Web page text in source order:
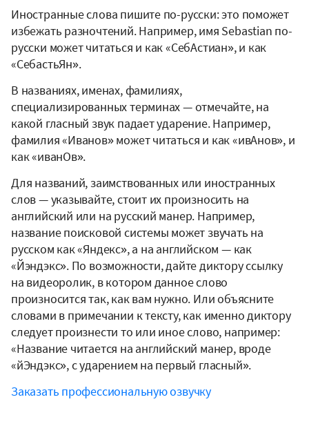
Иностранные слова пишите по-русски: это поможет
избежать разночтений. Например, имя Sebastian по-
русски может читаться и как «СебАстиан», и как
«СебастьЯн».
В названиях, именах, фамилиях,
специализированных терминах — отмечайте, на
какой гласный звук падает ударение. Например,
фамилия «Иванов» может читаться и как «ивАнов», и
как «иванОв».
Для названий, заимствованных или иностранных
слов — указывайте, стоит их произносить на
английский или на русский манер. Например,
название поисковой системы может звучать на
русском как «Яндекс», а на английском — как
«Йэндэкс». По возможности, дайте диктору ссылку
на видеоролик, в котором данное слово
произносится так, как вам нужно. Или объясните
словами в примечании к тексту, как именно диктору
следует произнести то или иное слово, например:
«Название читается на английский манер, вроде
«йЭндэкс», с ударением на первый гласный».
Заказать профессиональную озвучку